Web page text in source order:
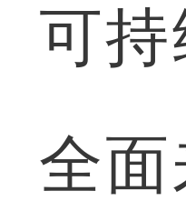
可
全